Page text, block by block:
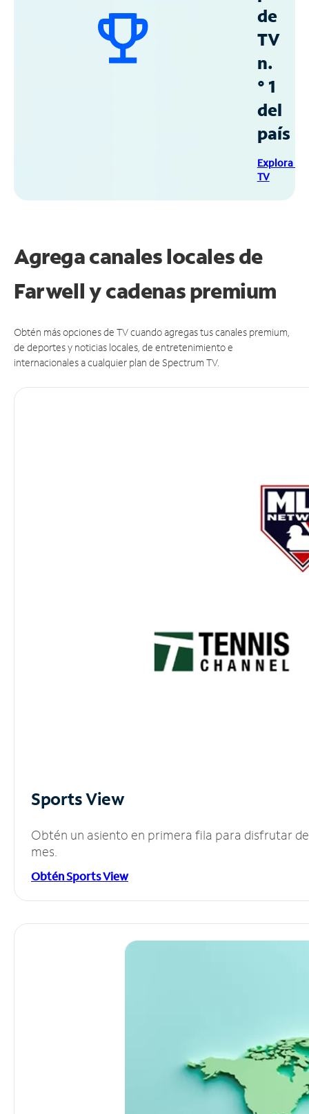
de
TV
n.
° 1
del
país
Explora
TV
Agrega canales locales de
Farwell y cadenas premium
Obtén más opciones de TV cuando agregas tus canales premium,
de deportes y noticias locales, de entretenimiento e
internacionales a cualquier plan de Spectrum TV.
Sports View
Obtén un asiento en primera fila para disfrutar
mes.
Obtén Sports View